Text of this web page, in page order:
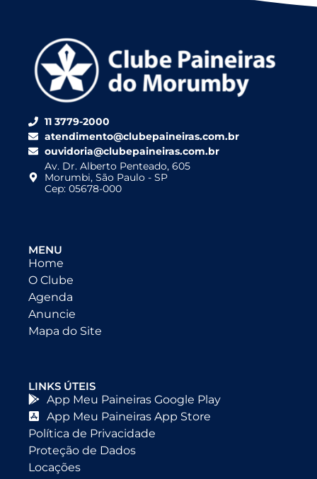
11 3779-2000
atendimento@clubepaineiras.com.br
ouvidoria@clubepaineiras.com.br
Av. Dr. Alberto Penteado, 605
Morumbi, São Paulo - SP
Cep: 05678-000
MENU
Home
O Clube
Agenda
Anuncie
Mapa do Site
LINKS ÚTEIS
App Meu Paineiras Google Play
App Meu Paineiras App Store
Política de Privacidade
Proteção de Dados
Locações